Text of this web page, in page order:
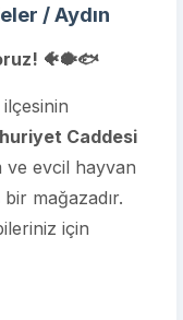
/ Aydın
🐠🐡🐟
ilçesinin
Caddesi
ve evcil hayvan
mağazadır.
için